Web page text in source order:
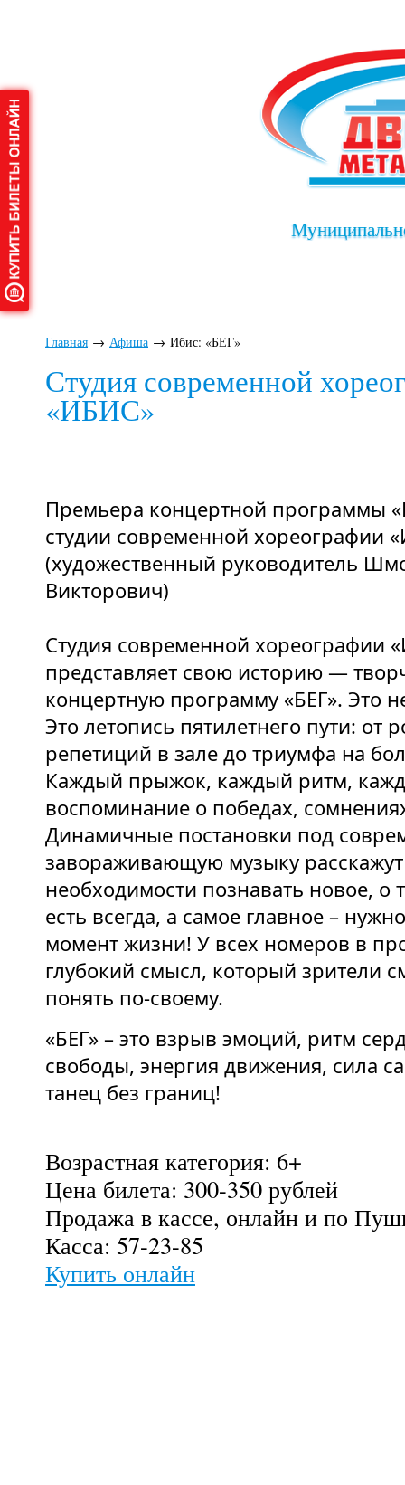
Главная → Афиша → Ибис: «БЕГ»
Студия современной
«ИБИС»
Премьера концертной программы
студии современной хореографии
(художественный руководитель
Викторович)
Студия современной хореографии
представляет свою историю —
концертную программу «БЕГ». Это
Это летопись пятилетнего пути: от
репетиций в зале до триумфа на
Каждый прыжок, каждый ритм,
воспоминание о победах,
Динамичные постановки под
завораживающую музыку
необходимости познавать новое, о
есть всегда, а самое главное –
момент жизни! У всех номеров в
глубокий смысл, который зрители
понять по-своему.
«БЕГ» – это взрыв эмоций, ритм
свободы, энергия движения, сила
танец без границ!
Возрастная категория: 6+
Цена билета: 300-350 рублей
Продажа в кассе, онлайн и по
Касса: 57-23-85
Купить онлайн